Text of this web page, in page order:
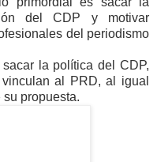
del CDP y motivar
del periodismo
la política del CDP,
al PRD, al igual
propuesta.